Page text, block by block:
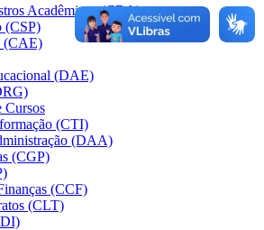
Acadêmicos (CRA)
(CSP)
(CAE)
(DAE)
Cursos
(CTI)
(DAA)
(CGP)
(CCF)
(CLT)